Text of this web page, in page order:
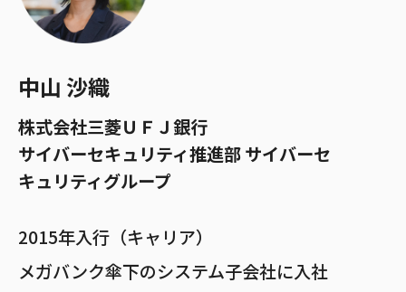
中山 沙織
株式会社三菱ＵＦＪ銀行
サイバーセキュリティ推進部 サイバーセ
キュリティグループ
2015年入行（キャリア）
メガバンク傘下のシステム子会社に入社